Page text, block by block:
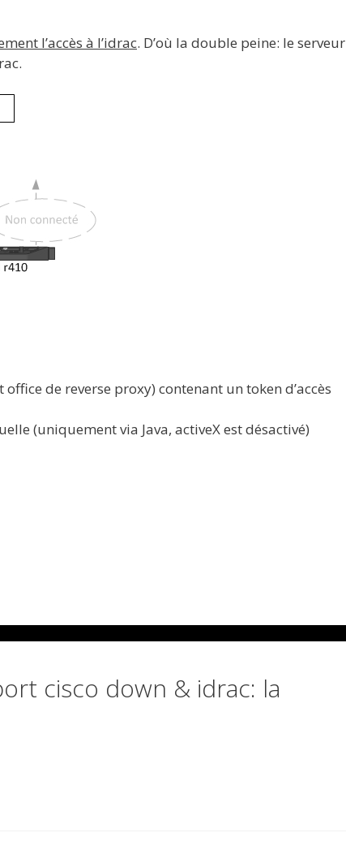
l’accès à l’idrac. D’où la double peine: le serveur
de reverse proxy) contenant un token d’accès
(uniquement via Java, activeX est désactivé)
cisco down & idrac: la